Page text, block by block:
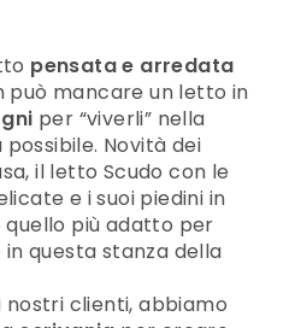
pensata e arredata
può mancare un letto in
per “viverli” nella
Novità dei
il letto Scudo con le
e i suoi piedini in
più adatto per
questa stanza della
nostri clienti, abbiamo